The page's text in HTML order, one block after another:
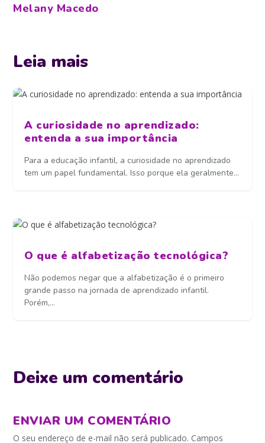
Melany Macedo
Leia mais
A curiosidade no aprendizado:
entenda a sua importância
Para a educação infantil, a curiosidade no aprendizado
tem um papel fundamental. Isso porque ela geralmente...
O que é alfabetização tecnológica?
Não podemos negar que a alfabetização é o primeiro
grande passo na jornada de aprendizado infantil.
Porém,...
Deixe um comentário
ENVIAR UM COMENTÁRIO
O seu endereço de e-mail não será publicado. Campos